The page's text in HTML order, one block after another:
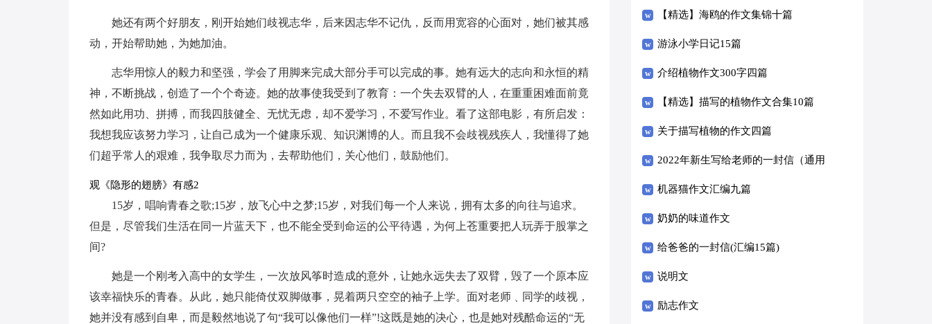
她还有两个好朋友，刚开始她们歧视志华，后来因志华不记仇，反而用宽容的心面对，她们被其感
动，开始帮助她，为她加油。
志华用惊人的毅力和坚强，学会了用脚来完成大部分手可以完成的事。她有远大的志向和永恒的精
神，不断挑战，创造了一个个奇迹。她的故事使我受到了教育：一个失去双臂的人，在重重困难面前竟
然如此用功、拼搏，而我四肢健全、无忧无虑，却不爱学习，不爱写作业。看了这部电影，有所启发：
我想我应该努力学习，让自己成为一个健康乐观、知识渊博的人。而且我不会歧视残疾人，我懂得了她
们超乎常人的艰难，我争取尽力而为，去帮助他们，关心他们，鼓励他们。
观《隐形的翅膀》有感2
15岁，唱响青春之歌;15岁，放飞心中之梦;15岁，对我们每一个人来说，拥有太多的向往与追求。
但是，尽管我们生活在同一片蓝天下，也不能全受到命运的公平待遇，为何上苍重要把人玩弄于股掌之
间?
她是一个刚考入高中的女学生，一次放风筝时造成的意外，让她永远失去了双臂，毁了一个原本应
该幸福快乐的青春。从此，她只能倚仗双脚做事，晃着两只空空的袖子上学。面对老师﹑同学的歧视，
她并没有感到自卑，而是毅然地说了句“我可以像他们一样”!这既是她的决心，也是她对残酷命运的“无
【精选】海鸥的作文集锦十篇
游泳小学日记15篇
介绍植物作文300字四篇
【精选】描写的植物作文合集10篇
关于描写植物的作文四篇
2022年新生写给老师的一封信（通用
8篇）
机器猫作文汇编九篇
奶奶的味道作文
给爸爸的一封信(汇编15篇)
说明文
励志作文